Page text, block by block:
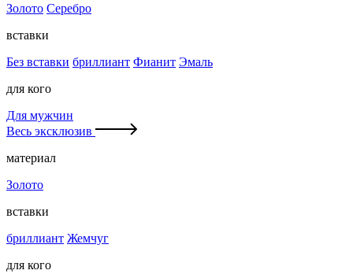
Золото Серебро
вставки
Без вставки бриллиант Фианит Эмаль
для кого
Для мужчин
Весь эксклюзив
материал
Золото
вставки
бриллиант Жемчуг
для кого